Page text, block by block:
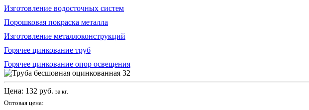
Изготовление водосточных систем
Порошковая покраска металла
Изготовление металлоконструкций
Горячее цинкование труб
Горячее цинкование опор освещения
Цена: 132 руб. за кг.
Оптовая цена: